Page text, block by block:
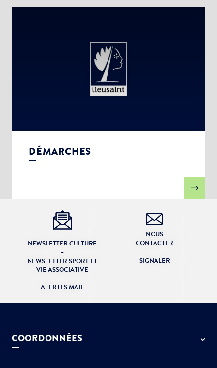
DÉMARCHES
NEWSLETTER CULTURE
–
NEWSLETTER SPORT ET
VIE ASSOCIATIVE
–
ALERTES MAIL
NOUS
CONTACTER
–
SIGNALER
COORDONNÉES